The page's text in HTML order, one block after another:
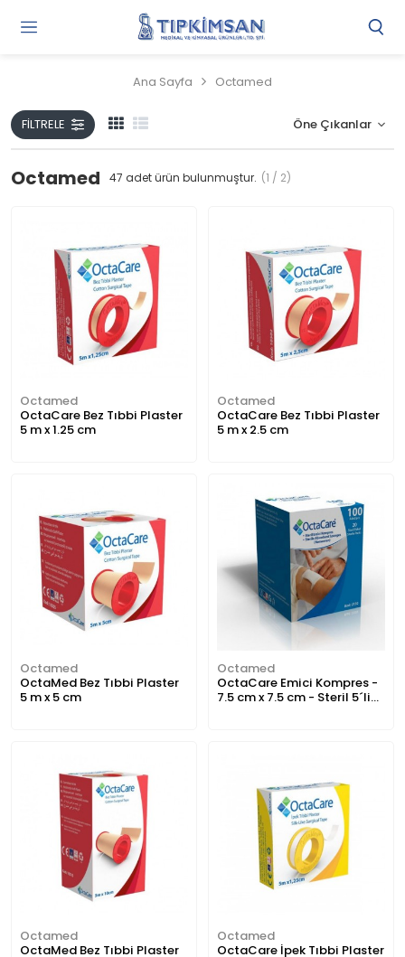
Ana Sayfa Octamed
FILTRELE
Octamed 47 adet ürün bulunmuştur. (1 / 2)
Octamed
OctaCare Bez Tıbbi Plaster
5 m x 1.25 cm
Octamed
OctaCare Bez Tıbbi Plaster
5 m x 2.5 cm
Octamed
OctaMed Bez Tıbbi Plaster
5 m x 5 cm
Octamed
OctaCare Emici Kompres -
7.5 cm x 7.5 cm - Steril 5´li
Octamed
OctaMed Bez Tıbbi Plaster
Octamed
OctaCare İpek Tıbbi Plaster